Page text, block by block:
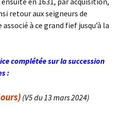
retour aux seigneurs de
à ce grand fief jusqu’à la
complétée sur la succession
:
(V5 du 13 mars 2024)